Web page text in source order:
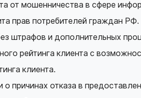
от мошенничества в сфере
прав потребителей граждан РФ.
штрафов и дополнительных
рейтинга клиента с
клиента.
причинах отказа в